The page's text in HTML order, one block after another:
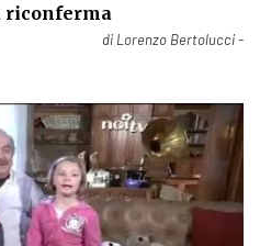
riconferma
di Lorenzo Bertolucci -